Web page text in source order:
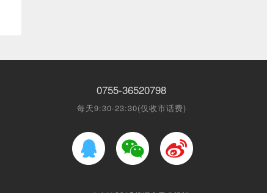
0755-36520798
每天9:30-23:30(仅收市话费)